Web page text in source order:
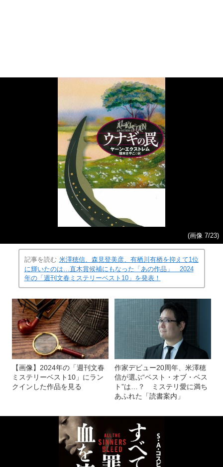
(画像 7/23)
記事を読む 米澤穂信、森見登美彦、有栖川有栖を抑えて1位
に輝いたのは…直木賞候補にもなった「あの作品」 2024
年の「週刊文春ミステリーベスト10」を発表！
【画像】2024年の「週刊文春
ミステリーベスト10」にラン
クインした作品を見る
作家デビュー20周年、米澤穂
信が選ぶ“ベスト・オブ・ベス
ト”は…？ ミステリ愛に満ち
あふれた「読書案内」